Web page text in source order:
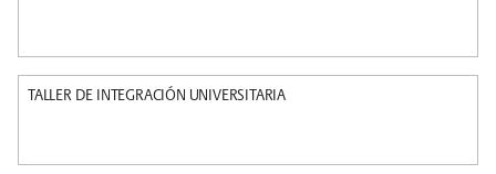
TALLER DE INTEGRACIÓN UNIVERSITARIA